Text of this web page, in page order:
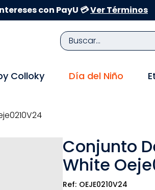
con PayU 💳Ver Términos
Buscar...
Colloky Día del Niño
Conjunto
White
OEJE0210V24
BUSCADOS